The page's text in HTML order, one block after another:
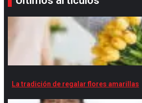
La tradición de regalar flores amarillas